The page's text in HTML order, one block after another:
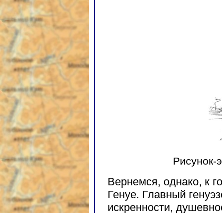
Рисунок-
Вернемся, однако, к
Генуе. Главный
искренности,